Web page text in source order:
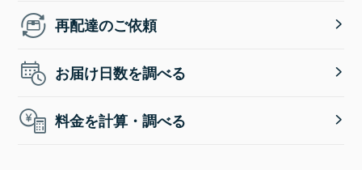
再配達のご依頼
お届け日数を調べる
料金を計算・調べる